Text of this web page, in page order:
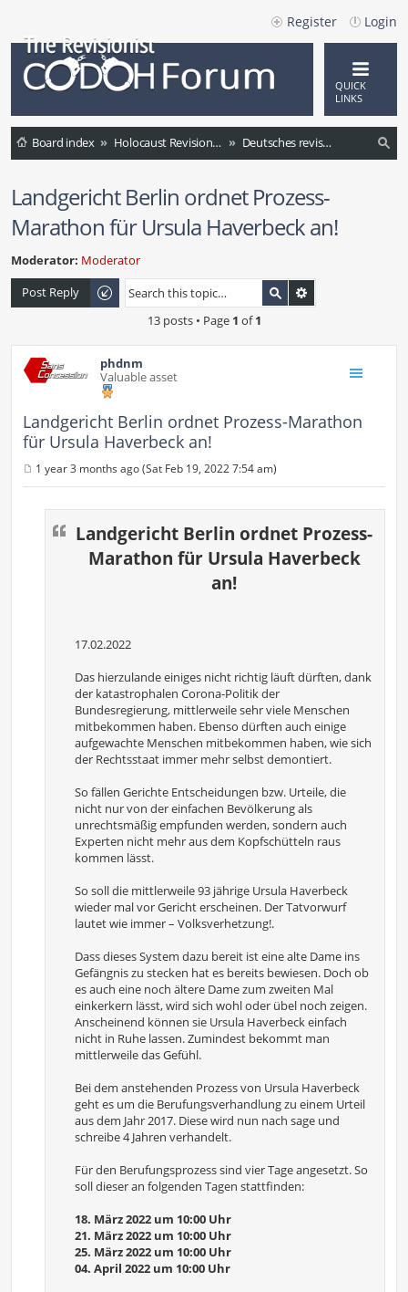
Login
Register
QUICK
LINKS
Board index Holocaust Revisionism (International)
Deutsches revisionistisches Forum
Landgericht Berlin ordnet Prozess-
Marathon für Ursula Haverbeck an!
Moderator: Moderator
Post Reply
13 posts • Page 1 of1
phdnm
Valuable asset
Landgericht Berlin ordnet Prozess-Marathon
für Ursula Haverbeck an!
o
1 year 3 months ago (Sat Feb 19, 2022 7:54 am)
Landgericht Berlin ordnet Prozess-
Marathon für Ursula Haverbeck
an!
17.02.2022
Das hierzulande einiges nicht richtig läuft dürften, dank
der katastrophalen Corona-Politik der
Bundesregierung, mittlerweile sehr viele Menschen
mitbekommen haben. Ebenso dürften auch einige
aufgewachte Menschen mitbekommen haben, wie sich
der Rechtsstaat immer mehr selbst demontiert.
So fällen Gerichte Entscheidungen bzw. Urteile, die
nicht nur von der einfachen Bevölkerung als
unrechtsmäßig empfunden werden, sondern auch
Experten nicht mehr aus dem Kopfschütteln raus
kommen lässt.
So soll die mittlerweile 93 jährige Ursula Haverbeck
wieder mal vor Gericht erscheinen. Der Tatvorwurf
lautet wie immer – Volksverhetzung!.
Dass dieses System dazu bereit ist eine alte Dame ins
Gefängnis zu stecken hat es bereits bewiesen. Doch ob
es auch eine noch ältere Dame zum zweiten Mal
einkerkern lässt, wird sich wohl oder übel noch zeigen.
Anscheinend können sie Ursula Haverbeck einfach
nicht in Ruhe lassen. Zumindest bekommt man
mittlerweile das Gefühl.
Bei dem anstehenden Prozess von Ursula Haverbeck
geht es um die Berufungsverhandlung zu einem Urteil
aus dem Jahr 2017. Diese wird nun nach sage und
schreibe 4 Jahren verhandelt.
Für den Berufungsprozess sind vier Tage angesetzt. So
soll dieser an folgenden Tagen stattfinden:
18. März 2022 um 10:00 Uhr
21. März 2022 um 10:00 Uhr
25. März 2022 um 10:00 Uhr
04. April 2022 um 10:00 Uhr